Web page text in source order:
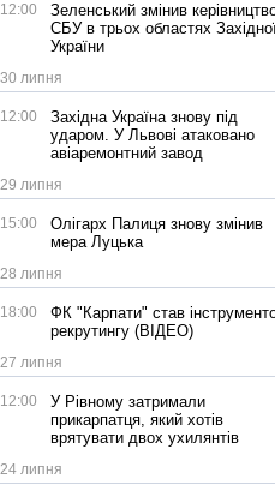
12:00
Зеленський змінив
СБУ в трьох областях
України
30 липня
12:00
Західна Україна знову під
ударом. У Львові атаковано
авіаремонтний завод
29 липня
15:00
Олігарх Палиця знову змінив
мера Луцька
28 липня
18:00
ФК "Карпати" став
рекрутингу (ВІДЕО)
27 липня
12:00
У Рівному затримали
прикарпатця, який хотів
врятувати двох ухилянтів
24 липня